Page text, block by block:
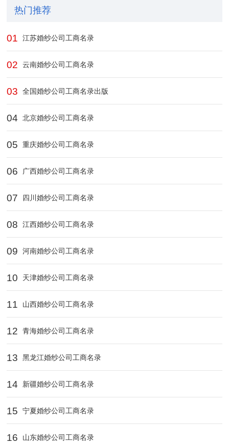
热门推荐
01 江苏婚纱公司工商名录
02 云南婚纱公司工商名录
03 全国婚纱公司工商名录出版
04 北京婚纱公司工商名录
05 重庆婚纱公司工商名录
06 广西婚纱公司工商名录
07 四川婚纱公司工商名录
08 江西婚纱公司工商名录
09 河南婚纱公司工商名录
10 天津婚纱公司工商名录
11 山西婚纱公司工商名录
12 青海婚纱公司工商名录
13 黑龙江婚纱公司工商名录
14 新疆婚纱公司工商名录
15 宁夏婚纱公司工商名录
16 山东婚纱公司工商名录